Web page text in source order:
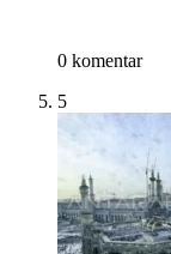
0 komentar
5